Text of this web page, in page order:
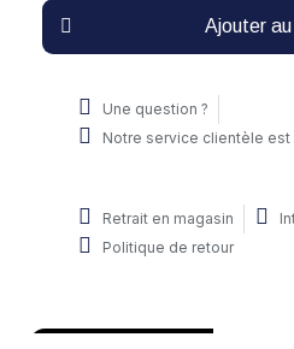
Ajouter
Une question ?
Notre service clientèle
Retrait en magasin
Politique de retour